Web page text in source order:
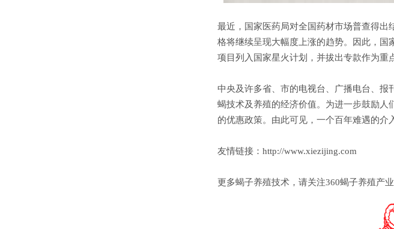
最近，国家医药局对全国药材市场普查得出
格将继续呈现大幅度上涨的趋势。因此，国
项目列入国家星火计划，并拔出专款作为重
中央及许多省、市的电视台、广播电台、报
蝎技术及养殖的经济价值。为进一步鼓励
的优惠政策。由此可见，一个百年难遇的介
友情链接：http://www.xiezijing.com
更多蝎子养殖技术，请关注360蝎子养殖产业